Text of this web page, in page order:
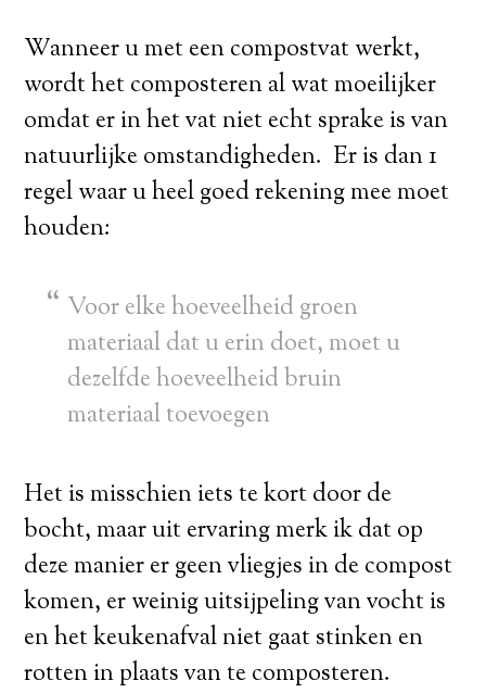
Wanneer u met een compostvat werkt,
wordt het composteren al wat moeilijker
omdat er in het vat niet echt sprake is van
natuurlijke omstandigheden. Er is dan 1
regel waar u heel goed rekening mee moet
houden:
Voor elke hoeveelheid groen
materiaal dat u erin doet, moet u
dezelfde hoeveelheid bruin
materiaal toevoegen
Het is misschien iets te kort door de
bocht, maar uit ervaring merk ik dat op
deze manier er geen vliegjes in de compost
komen, er weinig uitsijpeling van vocht is
en het keukenafval niet gaat stinken en
rotten in plaats van te composteren.